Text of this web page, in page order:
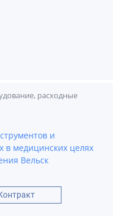
расходные
и
в медицинских целях
Вельск